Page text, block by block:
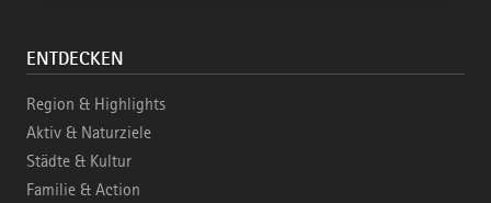
ENTDECKEN
Region & Highlights
Aktiv & Naturziele
Städte & Kultur
Familie & Action